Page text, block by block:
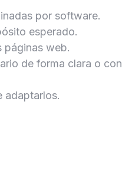
por software.
esperado.
páginas web.
de forma clara o con
adaptarlos.